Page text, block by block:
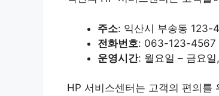
주소: 익산시 부송동 123-
전화번호: 063-123-4567
운영시간: 월요일 – 금요
HP 서비스센터는 고객의 편의를